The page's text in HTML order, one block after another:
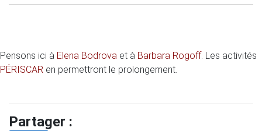
Pensons ici à Elena Bodrova et à Barbara Rogoff. Les activités
PÉRISCAR en permettront le prolongement.
Partager :